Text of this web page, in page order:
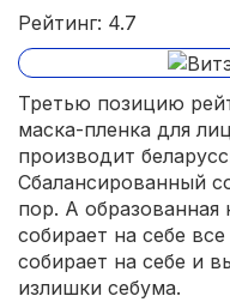
Рейтинг: 4.7
Третью позицию
маска-пленка для
производит
Сбалансированный
пор. А
собирает на себе
собирает на себе и
излишки себума.